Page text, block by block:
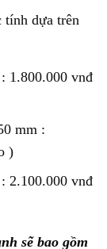
tính dựa trên
1.800.000 vnđ
mm :
)
2.100.000 vnđ
sẽ bao gồm